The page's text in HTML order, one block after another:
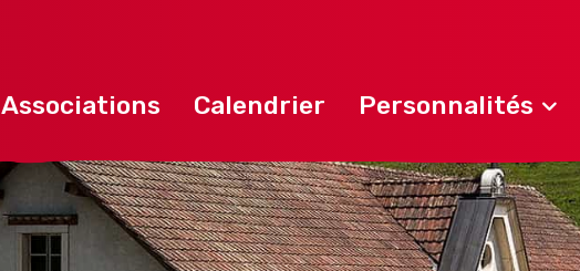
Associations Calendrier Personnalités